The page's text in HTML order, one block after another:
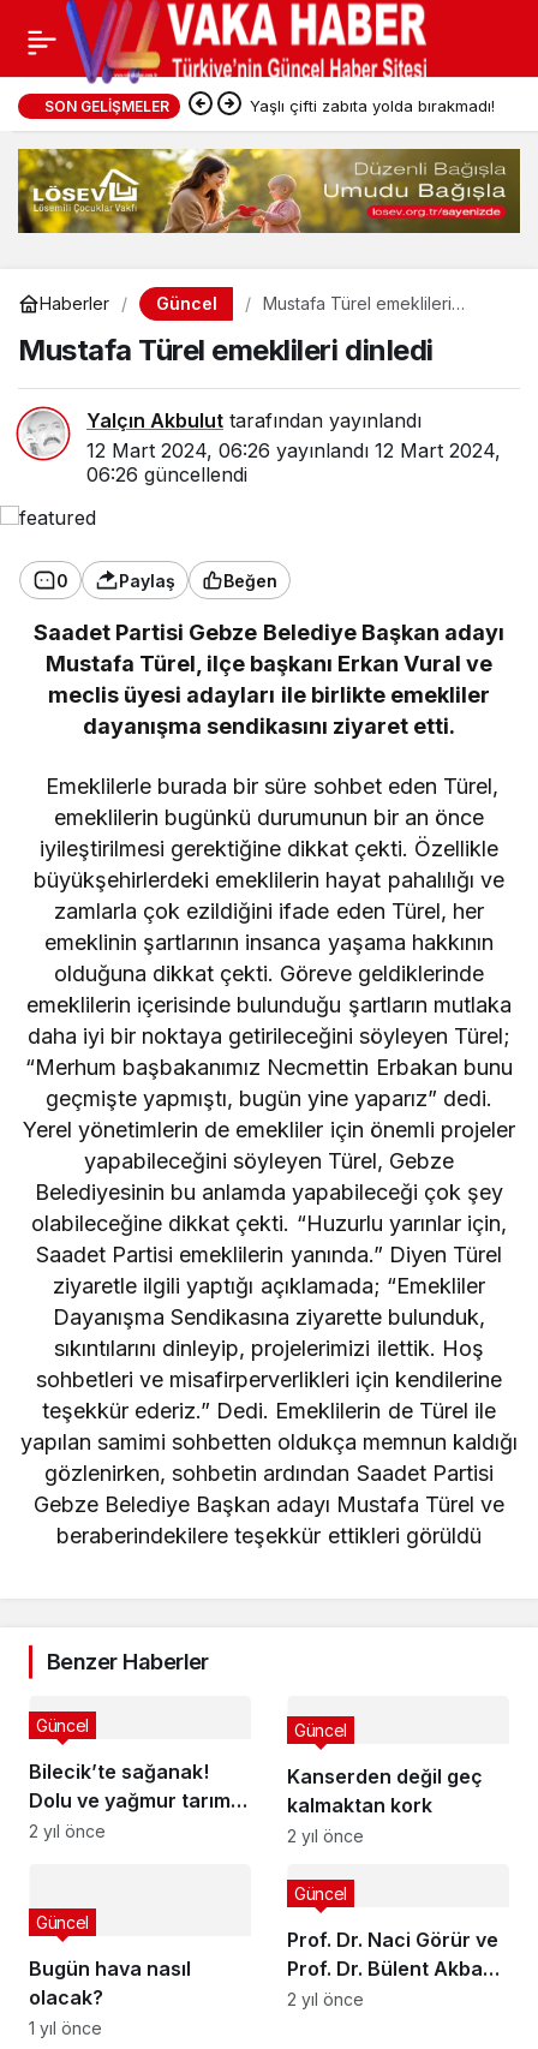
SON GELIŞMELER Yaşlı çifti zabıta yolda bırakmadı!
Haberler Güncel
Mustafa Türel emeklileri
Mustafa Türel emeklileri dinledi
Yalçın Akbulut tarafından yayınlandı
12 Mart 2024, 06:26 yayınlandı 12 Mart 2024,
06:26 güncellendi
0 Paylaş Beğen
Saadet Partisi Gebze Belediye Başkan adayı
Mustafa Türel, ilçe başkanı Erkan Vural ve
meclis üyesi adayları ile birlikte emekliler
dayanışma sendikasını ziyaret etti.
Emeklilerle burada bir süre sohbet eden Türel,
emeklilerin bugünkü durumunun bir an önce
iyileştirilmesi gerektiğine dikkat çekti. Özellikle
büyükşehirlerdeki emeklilerin hayat pahalılığı ve
zamlarla çok ezildiğini ifade eden Türel, her
emeklinin şartlarının insanca yaşama hakkının
olduğuna dikkat çekti. Göreve geldiklerinde
emeklilerin içerisinde bulunduğu şartların mutlaka
daha iyi bir noktaya getirileceğini söyleyen Türel;
“Merhum başbakanımız Necmettin Erbakan bunu
geçmişte yapmıştı, bugün yine yaparız” dedi.
Yerel yönetimlerin de emekliler için önemli projeler
yapabileceğini söyleyen Türel, Gebze
Belediyesinin bu anlamda yapabileceği çok şey
olabileceğine dikkat çekti. “Huzurlu yarınlar için,
Saadet Partisi emeklilerin yanında.” Diyen Türel
ziyaretle ilgili yaptığı açıklamada; “Emekliler
Dayanışma Sendikasına ziyarette bulunduk,
sıkıntılarını dinleyip, projelerimizi ilettik. Hoş
sohbetleri ve misafirperverlikleri için kendilerine
teşekkür ederiz.” Dedi. Emeklilerin de Türel ile
yapılan samimi sohbetten oldukça memnun kaldığı
gözlenirken, sohbetin ardından Saadet Partisi
Gebze Belediye Başkan adayı Mustafa Türel ve
beraberindekilere teşekkür ettikleri görüldü
Benzer Haberler
Bilecik’te sağanak!
Dolu ve yağmur tarım
arazilerini vurdu
Güncel
2 yıl önce
Kanserden değil geç
kalmaktan kork
Güncel
2 yıl önce
Bugün hava nasıl
olacak?
Güncel
1 yıl önce
Prof. Dr. Naci Görür ve
Prof. Dr. Bülent Akbaş
Gebze’ye geliyor
Güncel
2 yıl önce